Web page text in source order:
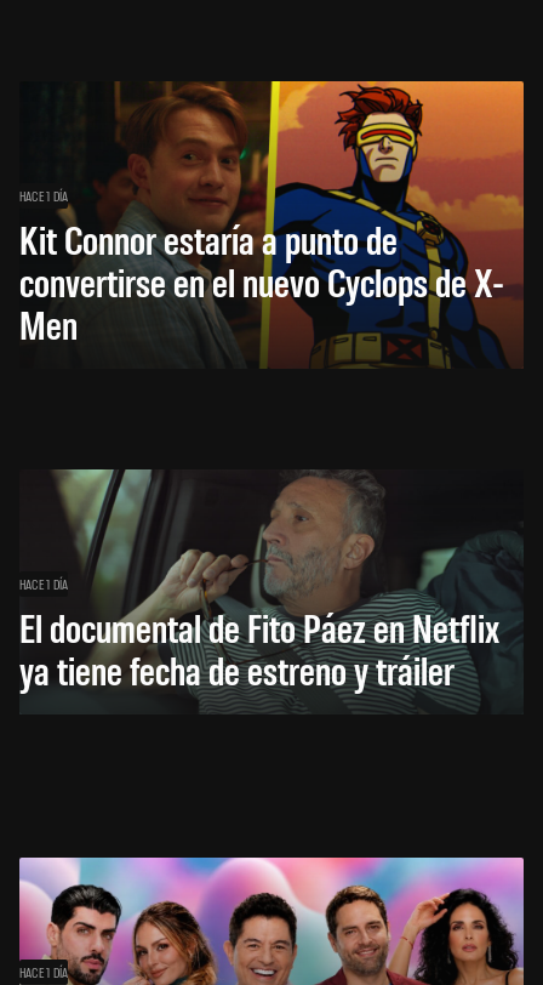
HACE 1 DÍA
Kit Connor estaría a punto de
convertirse en el nuevo Cyclops de X-
Men
HACE 1 DÍA
El documental de Fito Páez en Netflix
ya tiene fecha de estreno y tráiler
HACE 1 DÍA